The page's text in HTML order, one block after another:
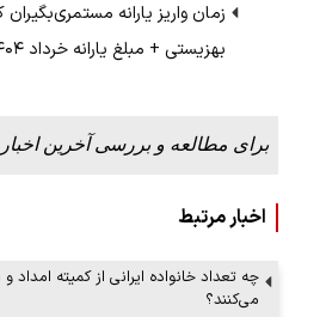
زمان واریز یارانه
بهزیستی + مبلغ یارانه خرداد ۱۴۰۴
برای مطالعه و بررسی آخرین اخبار
اخبار مرتبط
چه تعداد خانواده ایرانی از کمیته
می‌کنند؟